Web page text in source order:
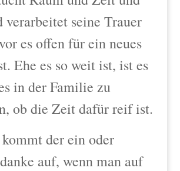
verarbeitet seine Trauer
es offen für ein neues
Ehe es so weit ist, ist es
in der Familie zu
ob die Zeit dafür reif ist.
der ein oder
auf, wenn man auf